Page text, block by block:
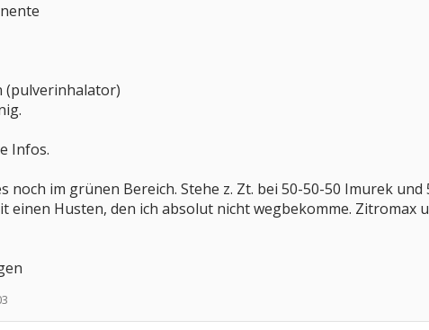
(pulverinhalator)
Infos.
noch im grünen Bereich. Stehe z. Zt. bei 50-50-50 Imurek
einen Husten, den ich absolut nicht wegbekomme. Zitromax